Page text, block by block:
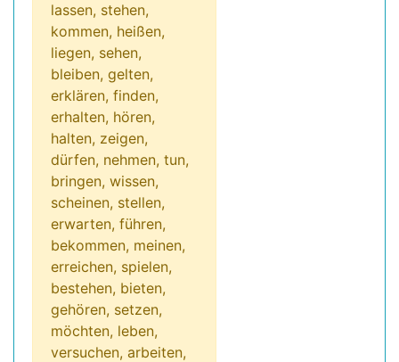
lassen, stehen,
kommen, heißen,
liegen, sehen,
bleiben, gelten,
erklären, finden,
erhalten, hören,
halten, zeigen,
dürfen, nehmen, tun,
bringen, wissen,
scheinen, stellen,
erwarten, führen,
bekommen, meinen,
erreichen, spielen,
bestehen, bieten,
gehören, setzen,
möchten, leben,
versuchen, arbeiten,